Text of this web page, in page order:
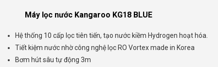
Máy lọc nước Kangaroo KG18 BLUE
Hệ thống 10 cấp lọc tiên tiến, tạo nước kiềm Hydrogen hoạt hóa.
Tiết kiệm nước nhờ công nghệ lọc RO Vortex made in Korea
Bơm hút sâu tự động 3m